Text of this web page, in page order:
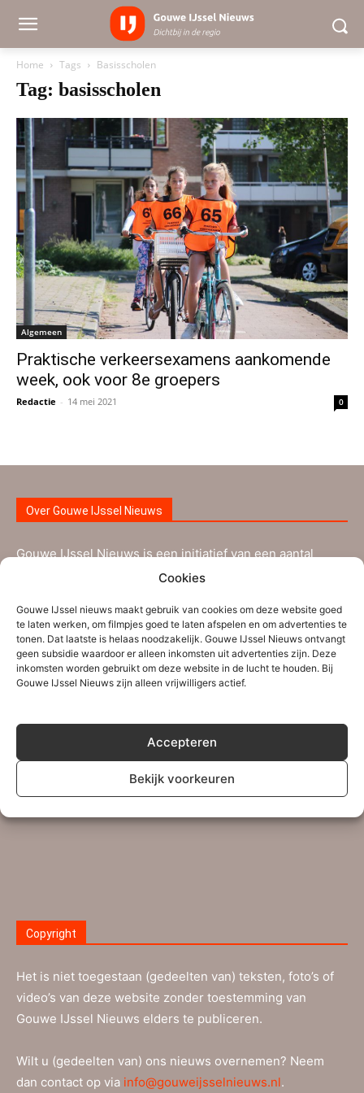
Cookies
Gouwe IJssel nieuws maakt gebruik van cookies om deze website goed
te laten werken, om filmpjes goed te laten afspelen en om advertenties te
tonen. Dat laatste is helaas noodzakelijk. Gouwe IJssel Nieuws ontvangt
geen subsidie waardoor er alleen inkomsten uit advertenties zijn. Deze
inkomsten worden gebruikt om deze website in de lucht te houden. Bij
Gouwe IJssel Nieuws zijn alleen vrijwilligers actief.
Accepteren
Bekijk voorkeuren
Home Tags Basisscholen
Tag: basisscholen
Algemeen
Praktische verkeersexamens aankomende
week, ook voor 8e groepers
Redactie - 14 mei 2021 0
Over Gouwe IJssel Nieuws
Gouwe IJssel Nieuws is een initiatief van een aantal
ervaren nieuwsmakers uit de regio Zuidplas-
worden bijgestaan door verschillende tipgevers. Gouwe
IJssel Nieuws brengt informatie die voor de inwoners uit
Zuidplas, Waddinxveen en de nabije regio interessant is.
mededelingen kunnen verstuurd worden naar ons
info@gouweijsselnieuws.nl
ingezonden brieven kan dit e-mailadres gebruikt worden.
Copyright
Het is niet toegestaan (gedeelten van) teksten, foto’s of
video’s van deze website zonder toestemming van
Gouwe IJssel Nieuws elders te publiceren.
Wilt u (gedeelten van) ons nieuws overnemen? Neem
dan contact op via info@gouweijsselnieuws.nl.